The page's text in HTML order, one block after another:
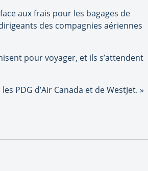
aux frais pour les bagages de
des compagnies aériennes
pour voyager, et ils s’attendent
PDG d’Air Canada et de WestJet. »